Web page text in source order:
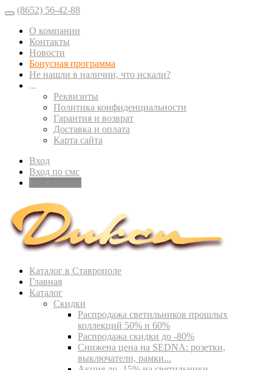
(8652) 56-42-88
О компании
Контакты
Новости
Бонусная программа
Не нашли в наличии, что искали?
...
Реквизиты
Политика конфиденциальности
Гарантия и возврат
Доставка и оплата
Карта сайта
Вход
Вход по смс
Каталог в Ставрополе
Главная
Каталог
Скидки
Распродажа светильников прошлых
коллекций 50% и 60%
Распродажа скидки до -80%
Cнижена цена на SEDNA: розетки,
выключатели, рамки...